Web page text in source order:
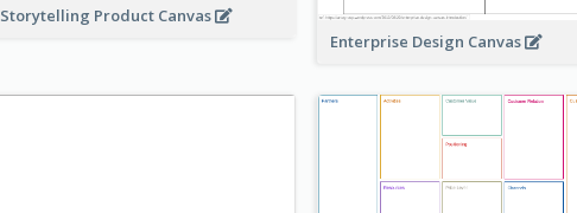
Storytelling Product Canvas
Enterprise Design Canvas